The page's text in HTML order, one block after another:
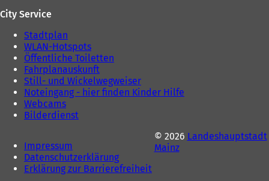
City Service
Stadtplan
WLAN-Hotspots
Öffentliche Toiletten
Fahrplanauskunft
Still- und Wickelwegweiser
Noteingang - hier finden Kinder Hilfe
Webcams
Bilderdienst
Impressum
Datenschutzerklärung
Erklärung zur Barrierefreiheit
© 2026 Landeshauptstadt
Mainz